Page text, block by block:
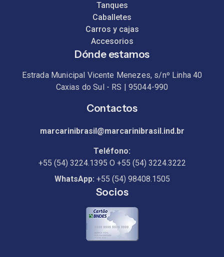
Tanques
Caballetes
Carros y cajas
Accesorios
Dónde estamos
Estrada Municipal Vicente Menezes, s/nº Linha 40
Caxias do Sul - RS | 95044-990
Contactos
marcarinibrasil@marcarinibrasil.ind.br
Teléfono:
+55 (54) 3224.1395 O +55 (54) 3224.3222
WhatsApp: +55 (54) 98408.1505
Socios